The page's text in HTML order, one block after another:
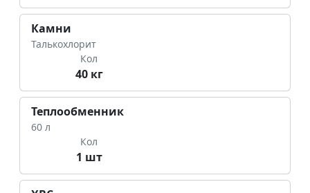
Камни
Талькохлорит
Кол
40 кг
Теплообменник
60 л
Кол
1 шт